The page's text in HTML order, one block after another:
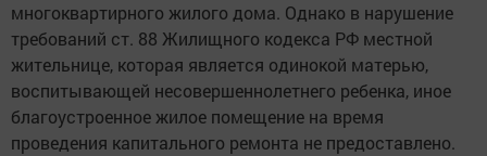
многоквартирного жилого дома. Однако в нарушение
требований ст. 88 Жилищного кодекса РФ местной
жительнице, которая является одинокой матерью,
воспитывающей несовершеннолетнего ребенка, иное
благоустроенное жилое помещение на время
проведения капитального ремонта не предоставлено.